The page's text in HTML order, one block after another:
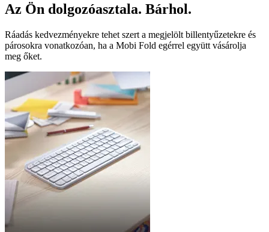
Az Ön dolgozóasztala. Bárhol.
Ráadás kedvezményekre tehet szert a megjelölt billentyűzetekre és
párosokra vonatkozóan, ha a Mobi Fold egérrel együtt vásárolja
meg őket.